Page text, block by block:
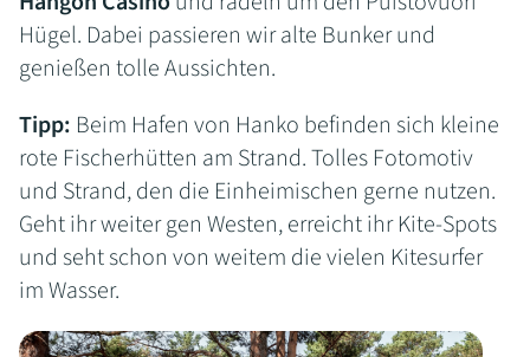
Hügel. Dabei passieren wir alte Bunker und
genießen tolle Aussichten.
Tipp: Beim Hafen von Hanko befinden sich kleine
rote Fischerhütten am Strand. Tolles Fotomotiv
und Strand, den die Einheimischen gerne nutzen.
Geht ihr weiter gen Westen, erreicht ihr Kite-Spots
und seht schon von weitem die vielen Kitesurfer
im Wasser.